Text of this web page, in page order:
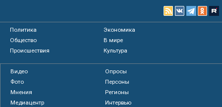
Политика
Экономика
Общество
В мире
Происшествия
Культура
Видео
Опросы
Фото
Персоны
Мнения
Регионы
Медиацентр
Интервью